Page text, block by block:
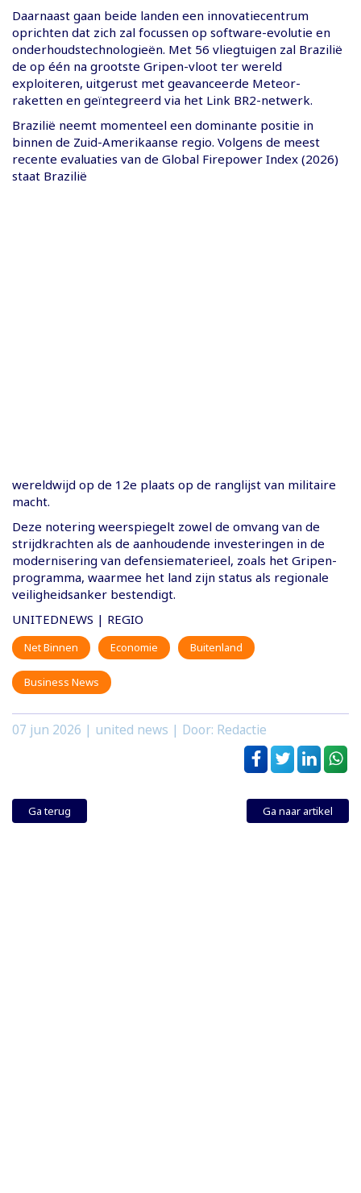
Daarnaast gaan beide landen een innovatiecentrum
oprichten dat zich zal focussen op software-evolutie en
onderhoudstechnologieën. Met 56 vliegtuigen zal Brazilië
de op één na grootste Gripen-vloot ter wereld
exploiteren, uitgerust met geavanceerde Meteor-
raketten en geïntegreerd via het Link BR2-netwerk.
Brazilië neemt momenteel een dominante positie in
binnen de Zuid-Amerikaanse regio. Volgens de meest
recente evaluaties van de Global Firepower Index (2026)
staat Brazilië
wereldwijd op de 12e plaats op de ranglijst van militaire
macht.
Deze notering weerspiegelt zowel de omvang van de
strijdkrachten als de aanhoudende investeringen in de
modernisering van defensiematerieel, zoals het Gripen-
programma, waarmee het land zijn status als regionale
veiligheidsanker bestendigt.
UNITEDNEWS | REGIO
Net Binnen Economie Buitenland
Business News
07 jun 2026 | united news | Door: Redactie
Ga terug Ga naar artikel